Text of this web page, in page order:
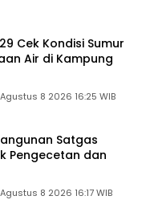
Cek Kondisi Sumur
Air di Kampung
8 2026 16:25 WIB
Satgas
Pengecetan dan
8 2026 16:17 WIB